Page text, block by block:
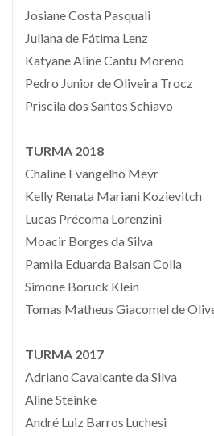
Josiane Costa Pasquali
Juliana de Fátima Lenz
Katyane Aline Cantu Moreno
Pedro Junior de Oliveira Trocz
Priscila dos Santos Schiavo
TURMA 2018
Chaline Evangelho Meyr
Kelly Renata Mariani Kozievitch
Lucas Précoma Lorenzini
Moacir Borges da Silva
Pamila Eduarda Balsan Colla
Simone Boruck Klein
Tomas Matheus Giacomel de
TURMA 2017
Adriano Cavalcante da Silva
Aline Steinke
André Luiz Barros Luchesi